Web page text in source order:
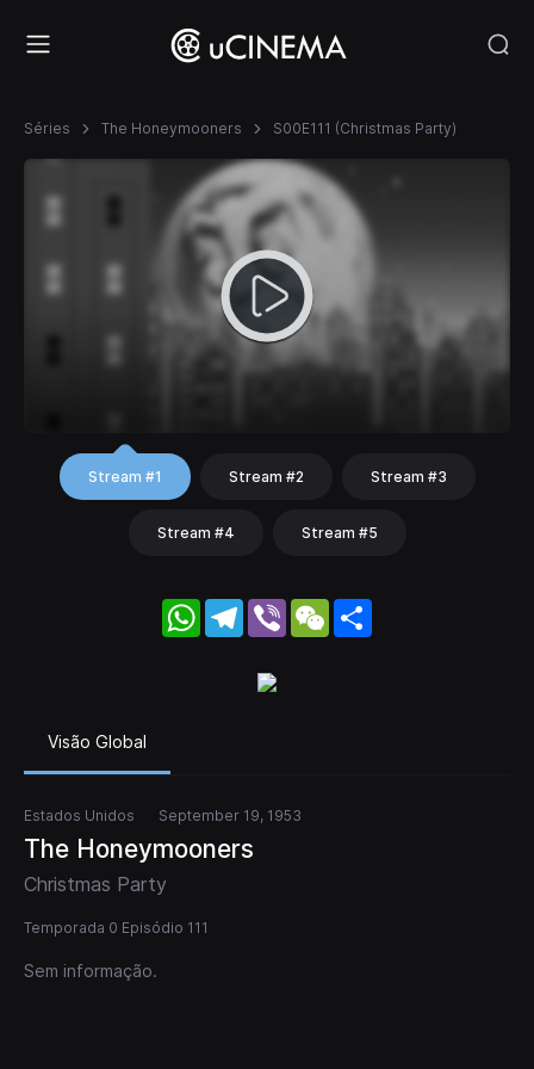
Séries The Honeymooners S00E111 (Christmas Party)
Stream #1 Stream #2 Stream #3
Stream #4 Stream #5
WhatsApp
Telegram
Viber WeChat
Visão Global
Estados Unidos September 19, 1953
The Honeymooners
Christmas Party
Temporada 0 Episódio 111
Sem informação.